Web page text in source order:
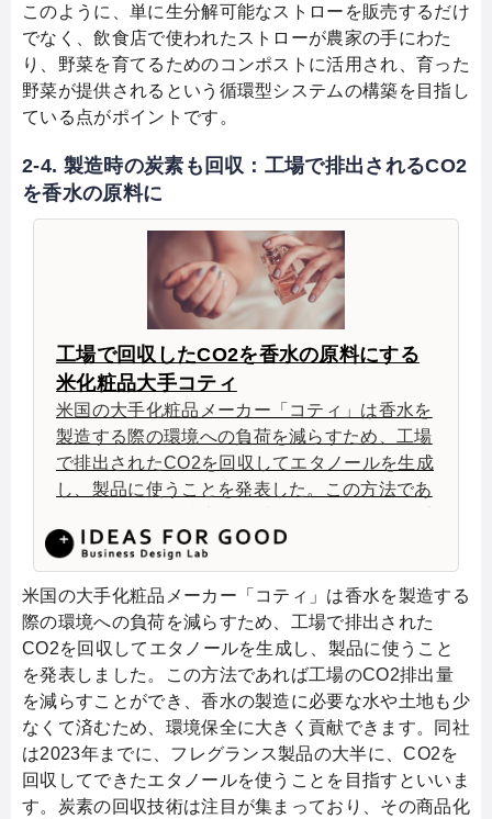
このように、単に生分解可能なストローを販売するだけ
でなく、飲食店で使われたストローが農家の手にわた
り、野菜を育てるためのコンポストに活用され、育った
野菜が提供されるという循環型システムの構築を目指し
ている点がポイントです。
2-4. 製造時の炭素も回収：工場で排出されるCO2
を香水の原料に
工場で回収したCO2を香水の原料にする
米化粧品大手コティ
米国の大手化粧品メーカー「コティ」は香水を
製造する際の環境への負荷を減らすため、工場
で排出されたCO2を回収してエタノールを生成
し、製品に使うことを発表した。この方法であ
水の製造に必要な水や土地も少なくて済むた
め、環境保全に大きく貢献する。同社は2023
年までに、フレグランス製品の大半に、CO2を
回収してできたエタノールを使うことを目指す
という。
米国の大手化粧品メーカー「コティ」は香水を製造する
際の環境への負荷を減らすため、工場で排出された
CO2を回収してエタノールを生成し、製品に使うこと
を発表しました。この方法であれば工場のCO2排出量
を減らすことができ、香水の製造に必要な水や土地も少
なくて済むため、環境保全に大きく貢献できます。同社
は2023年までに、フレグランス製品の大半に、CO2を
回収してできたエタノールを使うことを目指すといいま
す。炭素の回収技術は注目が集まっており、その商品化